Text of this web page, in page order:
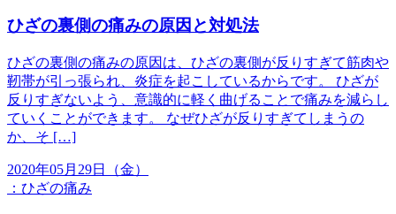
ひざの裏側の痛みの原因と対処法
ひざの裏側の痛みの原因は、ひざの裏側が反りすぎて筋肉や
靭帯が引っ張られ、炎症を起こしているからです。 ひざが
反りすぎないよう、意識的に軽く曲げることで痛みを減らし
ていくことができます。 なぜひざが反りすぎてしまうの
か、そ […]
2020年05月29日（金）
： ひざの痛み